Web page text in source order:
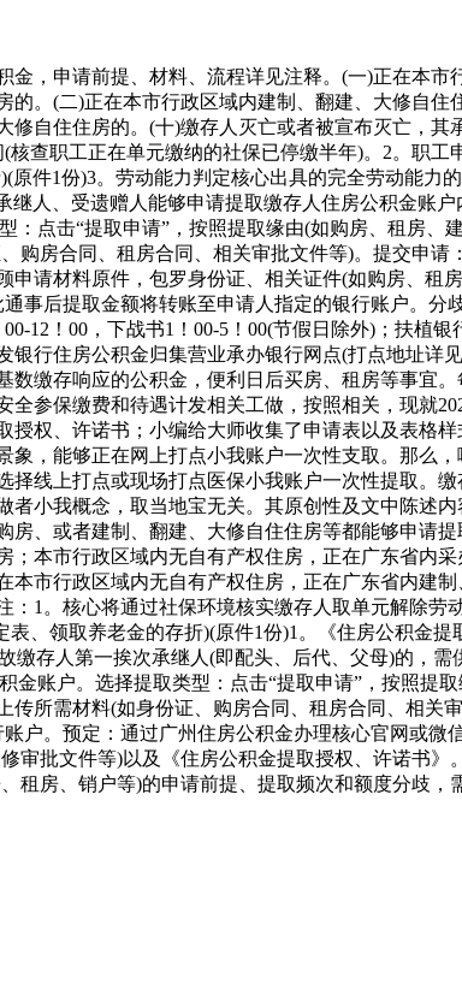
申请前提、材料、流程详见注释。(一)正在本市
。(二)正在本市行政区域内建制、翻建、大修自
自住住房的。(十)缴存人灭亡或者被宣布灭亡，
查职工正在单元缴纳的社保已停缴半年)。2。职
件1份)3。劳动能力判定核心出具的完全劳动能力
人、受遗赠人能够申请提取缴存人住房公积金账
点击“提取申请”，按照提取缘由(如购房、租房、
购房合同、租房合同、相关审批文件等)。提交申
请材料原件，包罗身份证、相关证件(如购房、租
事后提取金额将转账至申请人指定的银行账户。分
12！00，下战书1！00-5！00(节假日除外)；扶植
行住房公积金归集营业承办银行网点(打点地址详
缴存响应的公积金，便利日后买房、租房等事宜
参保缴费和待遇计发相关工做，按照相关，现就
权、许诺书；小编给大师收集了申请表以及表格
，能够正在网上打点小我账户一次性支取。那么
线上打点或现场打点医保小我账户一次性提取。
小我概念，取当地宝无关。其原创性及文中陈述
、或者建制、翻建、大修自住住房等都能够申请
本市行政区域内无自有产权住房，正在广东省内
市行政区域内无自有产权住房，正在广东省内建
1。核心将通过社保环境核实缴存人取单元解除劳
、领取养老金的存折)(原件1份)1。《住房公积金
存人第一挨次承继人(即配头、后代、父母)的，
金账户。选择提取类型：点击“提取申请”，按照提
所需材料(如身份证、购房合同、租房合同、相关
户。预定：通过广州住房公积金办理核心官网或微
批文件等)以及《住房公积金提取授权、许诺书》
房、销户等)的申请前提、提取频次和额度分歧，